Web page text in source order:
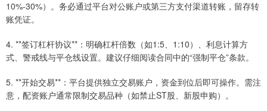
10%-30%）。务必通过平台对公账户或第三方支付渠道转账，留存转
账凭证。
4. **签订杠杆协议**：明确杠杆倍数（如1:5、1:10）、利息计算方
式、警戒线与平仓线设置。建议仔细阅读合同中的“强制平仓”条款。
5. **开始交易**：平台提供独立交易账户，资金到位后即可操作。需注
意，配资账户通常限制交易品种（如禁止ST股、新股申购）。